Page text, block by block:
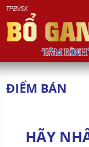
ĐIỂM BÁN
HÃY